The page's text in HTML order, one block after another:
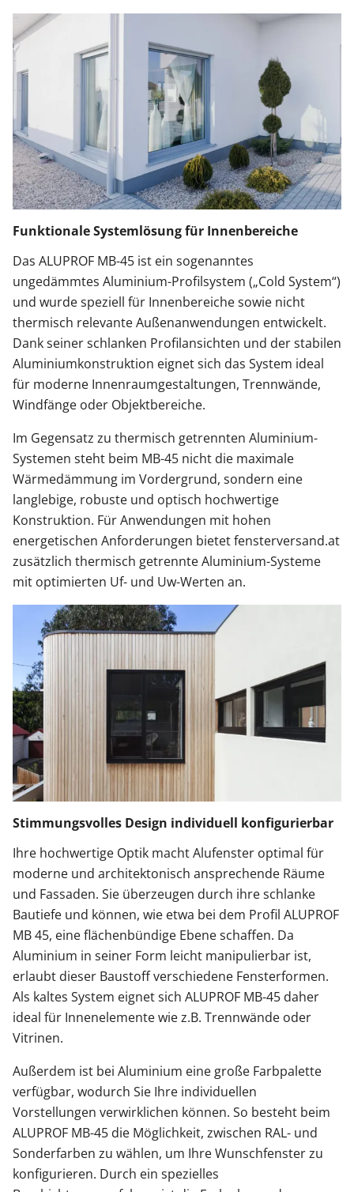
Funktionale Systemlösung für Innenbereiche
Das ALUPROF MB-45 ist ein sogenanntes
ungedämmtes Aluminium-Profilsystem („Cold System“)
und wurde speziell für Innenbereiche sowie nicht
thermisch relevante Außenanwendungen entwickelt.
Dank seiner schlanken Profilansichten und der stabilen
Aluminiumkonstruktion eignet sich das System ideal
für moderne Innenraumgestaltungen, Trennwände,
Windfänge oder Objektbereiche.
Im Gegensatz zu thermisch getrennten Aluminium-
Systemen steht beim MB-45 nicht die maximale
Wärmedämmung im Vordergrund, sondern eine
langlebige, robuste und optisch hochwertige
Konstruktion. Für Anwendungen mit hohen
energetischen Anforderungen bietet fensterversand.at
zusätzlich thermisch getrennte Aluminium-Systeme
mit optimierten Uf- und Uw-Werten an.
Stimmungsvolles Design individuell konfigurierbar
Ihre hochwertige Optik macht Alufenster optimal für
moderne und architektonisch ansprechende Räume
und Fassaden. Sie überzeugen durch ihre schlanke
Bautiefe und können, wie etwa bei dem Profil ALUPROF
MB 45, eine flächenbündige Ebene schaffen. Da
Aluminium in seiner Form leicht manipulierbar ist,
erlaubt dieser Baustoff verschiedene Fensterformen.
Als kaltes System eignet sich ALUPROF MB-45 daher
ideal für Innenelemente wie z.B. Trennwände oder
Vitrinen.
Außerdem ist bei Aluminium eine große Farbpalette
verfügbar, wodurch Sie Ihre individuellen
Vorstellungen verwirklichen können. So besteht beim
ALUPROF MB-45 die Möglichkeit, zwischen RAL- und
Sonderfarben zu wählen, um Ihre Wunschfenster zu
konfigurieren. Durch ein spezielles